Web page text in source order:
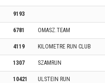
9193
6781 OMASZ.TEAM
4119 KILOMETRE RUN CLUB
1307 SZAMRUN
10421 ULSTEIN RUN